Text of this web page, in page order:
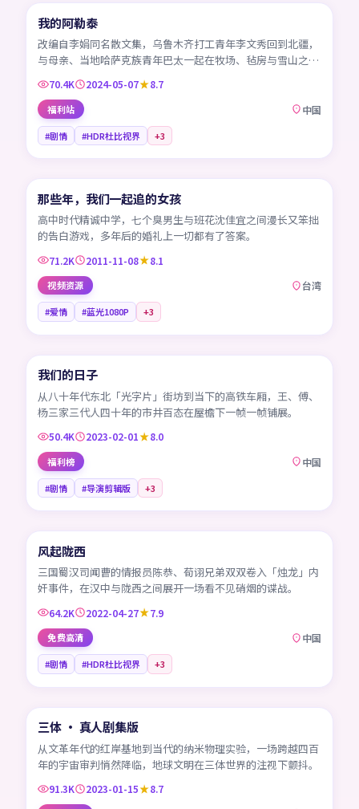
CN
我的阿勒泰
改编自李娟同名散文集，乌鲁木齐打工青年李文秀回到北疆，
与母亲、当地哈萨克族青年巴太一起在牧场、毡房与雪山之间
70.4K 2024-05-07 8.7
福利站 中国
#剧情 #HDR杜比视界 +3
TW
那些年，我们一起追的女孩
高中时代精诚中学，七个臭男生与班花沈佳宜之间漫长又笨拙
的告白游戏，多年后的婚礼上一切都有了答案。
71.2K 2011-11-08 8.1
视频资源 台湾
#爱情 #蓝光1080P +3
CN
我们的日子
从八十年代东北「光字片」街坊到当下的高铁车厢，王、傅、
杨三家三代人四十年的市井百态在屋檐下一帧一帧铺展。
50.4K 2023-02-01 8.0
福利榜 中国
#剧情 #导演剪辑版 +3
CN
风起陇西
三国蜀汉司闻曹的情报员陈恭、荀诩兄弟双双卷入「烛龙」内
奸事件，在汉中与陇西之间展开一场看不见硝烟的谍战。
64.2K 2022-04-27 7.9
免费高清 中国
#剧情 #HDR杜比视界 +3
CN
三体 · 真人剧集版
从文革年代的红岸基地到当代的纳米物理实验，一场跨越四百
年的宇宙审判悄然降临，地球文明在三体世界的注视下颤抖。
91.3K 2023-01-15 8.7